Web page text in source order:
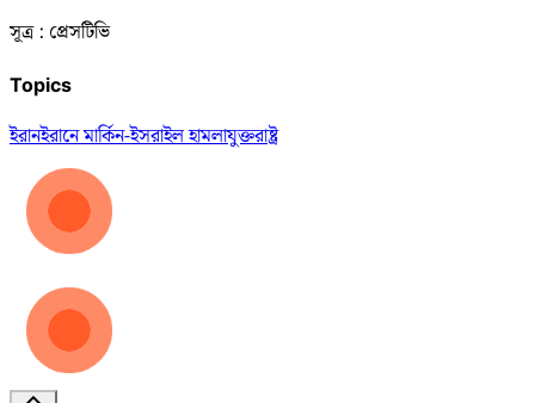
সূত্র : প্রেসটিভি
Topics
ইরানইরানে মার্কিন-ইসরাইল হামলাযুক্তরাষ্ট্র